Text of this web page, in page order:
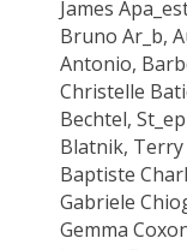
James
Bruno Ar_b,
Antonio,
Christelle
Bechtel,
Blatnik, Terry
Baptiste
Gabriele
Gemma